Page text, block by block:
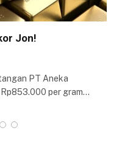
Jon!
PT Aneka
per gram…